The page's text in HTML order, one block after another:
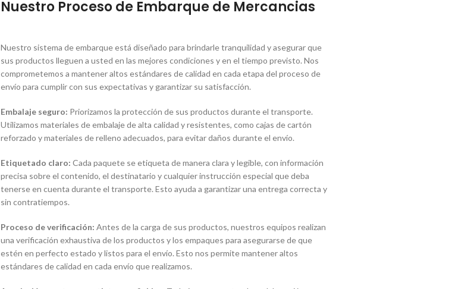
Nuestro Proceso de Embarque de Mercancias
Nuestro sistema de embarque está diseñado para brindarle tranquilidad y asegurar que
sus productos lleguen a usted en las mejores condiciones y en el tiempo previsto. Nos
comprometemos a mantener altos estándares de calidad en cada etapa del proceso de
envío para cumplir con sus expectativas y garantizar su satisfacción.
Embalaje seguro: Priorizamos la protección de sus productos durante el transporte.
Utilizamos materiales de embalaje de alta calidad y resistentes, como cajas de cartón
reforzado y materiales de relleno adecuados, para evitar daños durante el envío.
Etiquetado claro: Cada paquete se etiqueta de manera clara y legible, con información
precisa sobre el contenido, el destinatario y cualquier instrucción especial que deba
tenerse en cuenta durante el transporte. Esto ayuda a garantizar una entrega correcta y
sin contratiempos.
Proceso de verificación: Antes de la carga de sus productos, nuestros equipos realizan
una verificación exhaustiva de los productos y los empaques para asegurarse de que
estén en perfecto estado y listos para el envío. Esto nos permite mantener altos
estándares de calidad en cada envío que realizamos.